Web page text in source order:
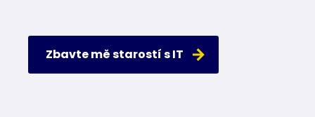
Zbavte mě starostí s IT